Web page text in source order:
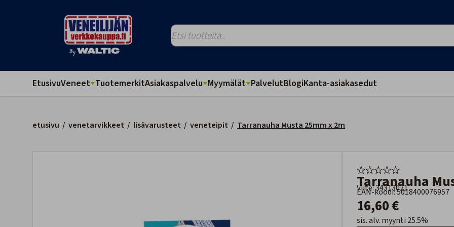
EtusivuVeneet TuotemerkitAsiakaspalvelu Myymälät PalvelutBlogiKanta-asiakasedut
etusivu / venetarvikkeet / lisävarusteet / veneteipit / Tarranauha Musta 25mm x 2m
Tarranauha
Viite: 34313021
EAN-koodi: 5018400076957
16,60 €
sis. alv. myynti 25.5%